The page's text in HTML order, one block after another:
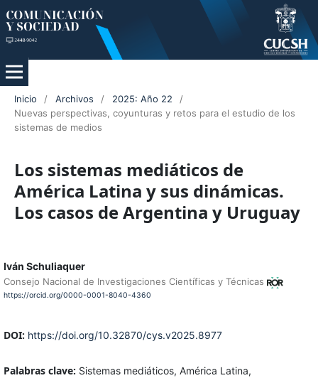
Inicio / Archivos / 2025: Año 22
/
Nuevas perspectivas, coyunturas y retos para el estudio de los
sistemas de medios
Los sistemas mediáticos de
América Latina y sus dinámicas.
Los casos de Argentina y Uruguay
Iván Schuliaquer
Consejo Nacional de Investigaciones Científicas y Técnicas
https://orcid.org/0000-0001-8040-4360
DOI: https://doi.org/10.32870/cys.v2025.8977
Palabras clave: Sistemas mediáticos, América Latina,